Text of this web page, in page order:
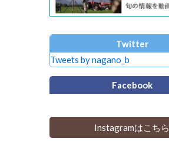
Twitter
Tweets by nagano_b
Facebook
Instagramはこちら